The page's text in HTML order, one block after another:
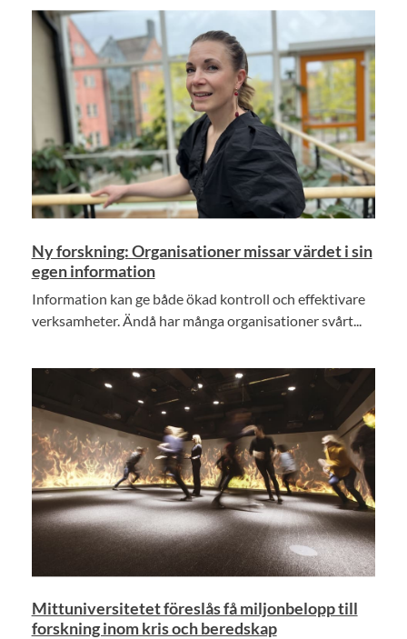
Ny forskning: Organisationer missar värdet i sin
egen information
Information kan ge både ökad kontroll och effektivare
verksamheter. Ändå har många organisationer svårt...
Mittuniversitetet föreslås få miljonbelopp till
forskning inom kris och beredskap